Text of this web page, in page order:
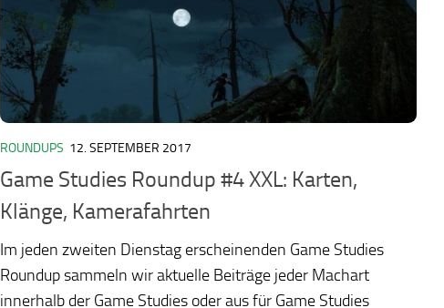
ROUNDUPS 12. SEPTEMBER 2017
Game Studies Roundup #4 XXL: Karten,
Klänge, Kamerafahrten
Im jeden zweiten Dienstag erscheinenden Game Studies
Roundup sammeln wir aktuelle Beiträge jeder Machart
innerhalb der Game Studies oder aus für Game Studies